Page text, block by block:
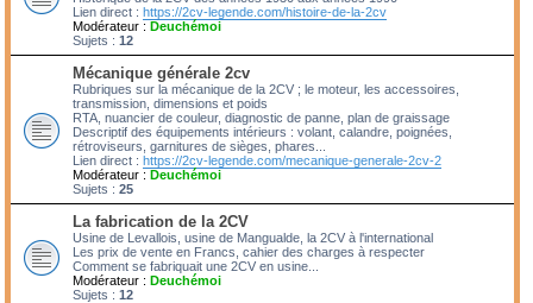
Lien direct : https://2cv-legende.com/histoire-de-la-2cv
Modérateur : Deuchémoi
Sujets : 12
Mécanique générale 2cv
Rubriques sur la mécanique de la 2CV ; le moteur, les accessoires,
transmission, dimensions et poids
RTA, nuancier de couleur, diagnostic de panne, plan de graissage
Descriptif des équipements intérieurs : volant, calandre, poignées,
rétroviseurs, garnitures de sièges, phares...
Lien direct : https://2cv-legende.com/mecanique-generale-2cv-2
Modérateur : Deuchémoi
Sujets : 25
La fabrication de la 2CV
Usine de Levallois, usine de Mangualde, la 2CV à l'international
Les prix de vente en Francs, cahier des charges à respecter
Comment se fabriquait une 2CV en usine...
Modérateur : Deuchémoi
Sujets : 12